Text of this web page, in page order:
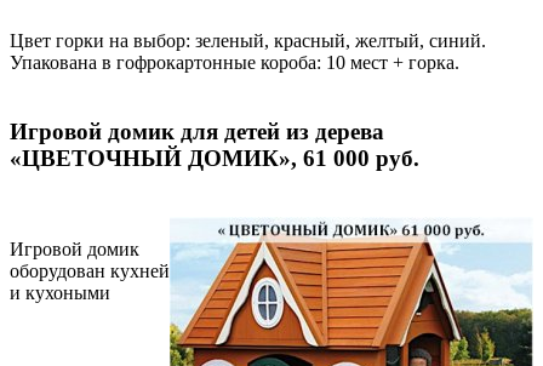
Цвет горки на выбор: зеленый, красный, желтый, синий.
Упакована в гофрокартонные короба: 10 мест + горка.
Игровой домик для детей из дерева
«ЦВЕТОЧНЫЙ ДОМИК», 61 000 руб.
Игровой домик
оборудован кухней
и кухоными